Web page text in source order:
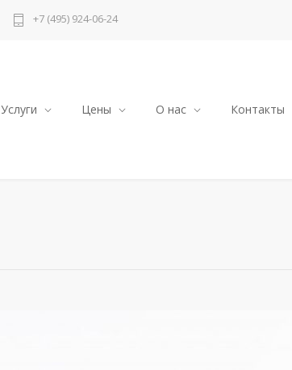
+7 (495) 924-06-24
Услуги Цены О нас Контакты